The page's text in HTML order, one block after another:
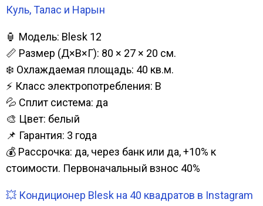
Куль, Талас и Нарын
🏮 Модель: Blesk 12
📏 Размер (Д×В×Г): 80 × 27 × 20 см.
❄️ Охлаждаемая площадь: 40 кв.м.
⚡ Класс электропотребления: B
💦 Сплит система: да
🎨 Цвет: белый
📌 Гарантия: 3 года
💰 Рассрочка: да, через банк или да, +10% к
стоимости. Первоначальный взнос 40%
💥 Кондиционер Blesk на 40 квадратов в Instagram